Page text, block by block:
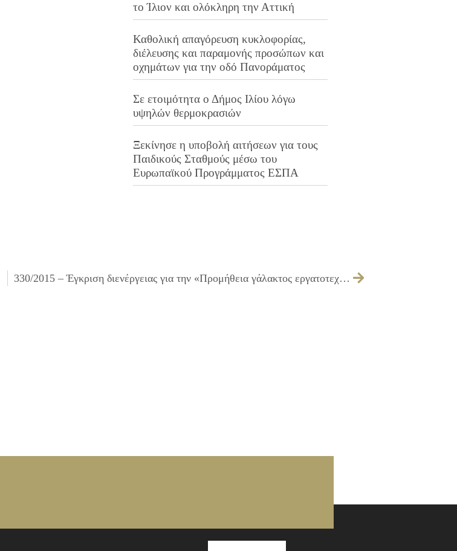
το Ίλιον και ολόκληρη την Αττική
Καθολική απαγόρευση κυκλοφορίας,
διέλευσης και παραμονής προσώπων και
οχημάτων για την οδό Πανοράματος
Σε ετοιμότητα ο Δήμος Ιλίου λόγω
υψηλών θερμοκρασιών
Ξεκίνησε η υποβολή αιτήσεων για τους
Παιδικούς Σταθμούς μέσω του
Ευρωπαϊκού Προγράμματος ΕΣΠΑ
330/2015 – Έγκριση διενέργειας για την «Προμήθεια γάλακτος εργατοτεχνικού προσωπικού του Δήμου και τροφίμων για τις ανάγκες των Υπηρεσιών του Δήμου έτους 2016»